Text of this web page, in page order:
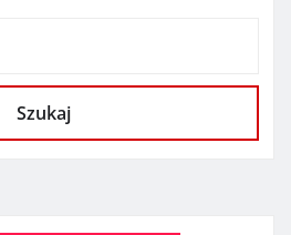
Szukaj